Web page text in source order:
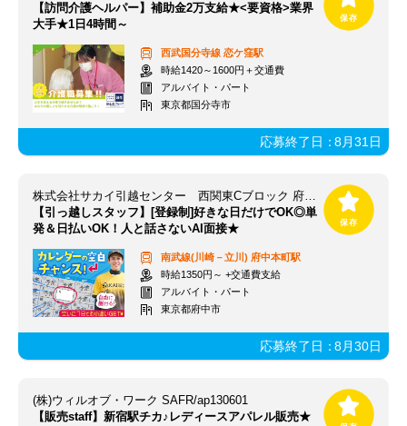
【訪問介護ヘルパー】補助金2万支給★<要資格>業界
大手★1日4時間～
西武国分寺線 恋ケ窪駅
時給1420～1600円＋交通費
アルバイト・パート
東京都国分寺市
応募終了日：8月31日
株式会社サカイ引越センター 西関東Cブロック 府中本町エリア【058】
【引っ越しスタッフ】[登録制]好きな日だけでOK◎単
発＆日払いOK！人と話さないAI面接★
南武線(川崎－立川) 府中本町駅
時給1350円～ +交通費支給
アルバイト・パート
東京都府中市
応募終了日：8月30日
(株)ウィルオブ・ワーク SAFR/ap130601
【販売staff】新宿駅チカ♪レディースアパレル販売★